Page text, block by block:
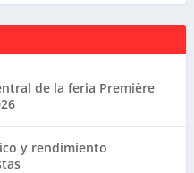
de la feria Première
y rendimiento